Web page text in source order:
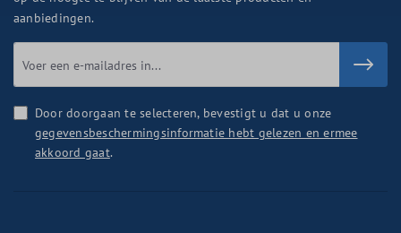
aanbiedingen.
Door doorgaan te selecteren, bevestigt u dat u onze
gegevensbeschermingsinformatie hebt gelezen en ermee
akkoord gaat.